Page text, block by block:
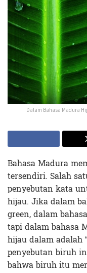
Dalam Bahasa Madura
Bahasa Madura
tersendiri. Salah
penyebutan kata
hijau. Jika dalam
green, dalam
tapi dalam bahasa
hijau dalam adalah
penyebutan biruh
bahwa biruh itu